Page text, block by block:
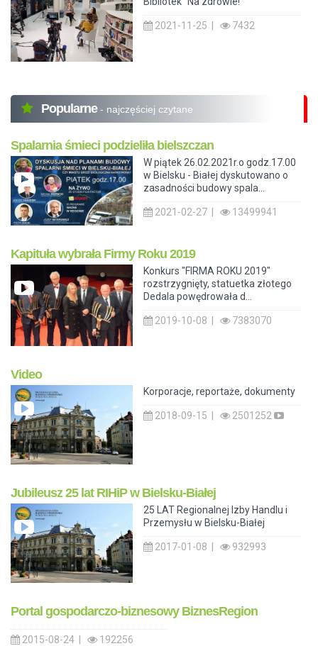
2021-11-25 | 7432
Popularne - najczęściej czytane
Spalarnia śmieci podzieliła bielszczan
W piątek 26.02.2021r.o godz.17.00
w Bielsku - Białej dyskutowano o
zasadności budowy spala...
2021-02-27 | 13499941
Kapituła wybrała Firmy Roku 2019
Konkurs "FIRMA ROKU 2019"
rozstrzygnięty, statuetka złotego
Dedala powędrowała d...
2019-10-08 | 7383070
Video
Korporacje, reportaże, dokumenty
2018-09-15 | 2501252
Jubileusz 25 lat RIHiP w Bielsku-Białej
25 LAT Regionalnej Izby Handlu i
Przemysłu w Bielsku-Białej
2017-01-08 | 932993
Portal gospodarczo-biznesowy BiznesRegion
2015-08-24 | 192256